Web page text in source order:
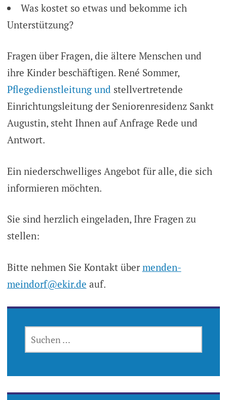
Was kostet so etwas und bekomme ich
Unterstützung?
Fragen über Fragen, die ältere Menschen und
ihre Kinder beschäftigen. René Sommer,
Pflegedienstleitung und stellvertretende
Einrichtungsleitung der Seniorenresidenz Sankt
Augustin, steht Ihnen auf Anfrage Rede und
Antwort.
Ein niederschwelliges Angebot für alle, die sich
informieren möchten.
Sie sind herzlich eingeladen, Ihre Fragen zu
stellen:
Bitte nehmen Sie Kontakt übermenden-
meindorf@ekir.de auf.
NACH: